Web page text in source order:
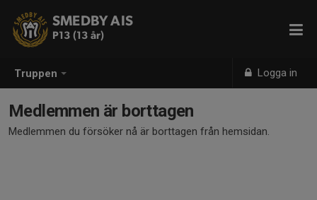
Truppen Logga in
SMEDBY AIS
P13 (13 år)
Medlemmen är borttagen
Medlemmen du försöker nå är borttagen från hemsidan.